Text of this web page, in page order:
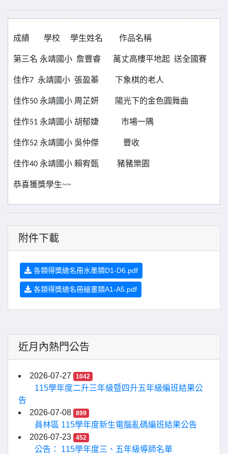
成績 學校 學生姓名 作品名稱
第三名 永靖國小 詹豐睿 萬丈高樓平地起 送全國賽
佳作7 永靖國小 張盈蓁 下象棋的老人
佳作50 永靖國小 周芷妍 陽光下的金色圓舞曲
佳作51 永靖國小 胡郁婕 市場一隅
佳作52 永靖國小 吳仲傑 豐收
佳作40 永靖國小 賴宥甄 豬豬樂園
恭喜獲獎學生~~
附件下載
各類得獎總名冊水墨類D1-D6.pdf
各類得獎總名冊繪畫類A1-A5.pdf
近月內熱門公告
2026-07-27 1042
115學年度二升三年級暨四升五年級編班結果公
告
2026-07-08
899
員林區 115學年度新生電腦亂碼編班結果公告
2026-07-23
452
公告： 115學年度三、五年級導師名單